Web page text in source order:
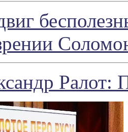
Ралот: